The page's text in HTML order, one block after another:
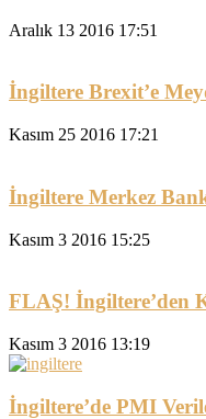
Aralık 13 2016 17:51
İngiltere Brexit’e
Kasım 25 2016 17:21
İngiltere Merkez
Kasım 3 2016 15:25
FLAŞ! İngiltere’den
Kasım 3 2016 13:19
İngiltere’de PMI